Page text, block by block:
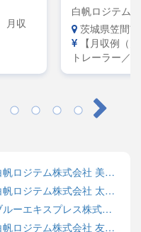
月収
白帆ロジテム
茨城県笠間市
【月収例（
トレーラー／
レーラー／月
白帆ロジテム株式会社 美野里営業所
白帆ロジテム株式会社 太田営業所
ブルーエキスプレス株式会社 北九州営業所
白帆ロジテム株式会社 友部営業所